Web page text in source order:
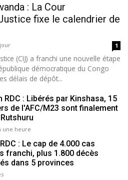
: La Cour
fixe le calendrier de
1
(CIJ) a franchi une nouvelle étape
démocratique du Congo
délais de dépôt...
RDC : Libérés par Kinshasa, 15
de l'AFC/M23 sont finalement
une heure
: Le cap de 4.000 cas
franchi, plus 1.800 décès
dans 5 provinces